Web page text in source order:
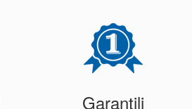
Garantili